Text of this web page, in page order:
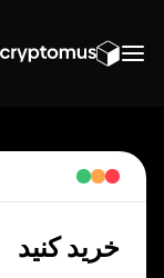
خرید کنید